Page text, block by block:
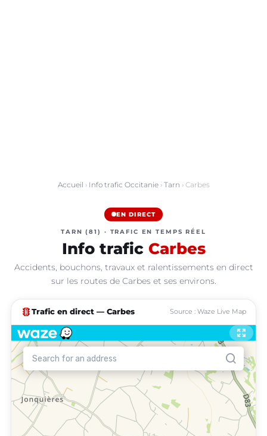
Accueil › Info trafic Occitanie› Tarn › Carbes
EN DIRECT
TARN (81) · TRAFIC EN TEMPS RÉEL
Info trafic Carbes
Accidents, bouchons, travaux et ralentissements en direct
sur les routes de Carbes et ses environs.
traffic Trafic en direct — Carbes Source : Waze Live Map